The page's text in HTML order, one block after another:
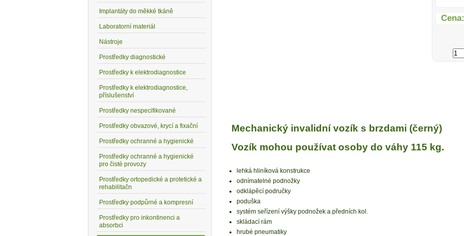
Cena:
Mechanický invalidní vozík s brzdami (černý)
Vozík mohou používat osoby do váhy 115 kg.
lehká hliníková konstrukce
odnímatelné podnožky
odklápěcí područky
poduška
systém seřízení výšky podnožek a předních kol.
skládací rám
hrubé pneumatiky
Implantáty do měkké tkáně
Laboratorní materiál
Nástroje
Prostředky diagnostické
Prostředky k elektrodiagnostice
Prostředky k elektrodiagnostice,
příslušenství
Prostředky nespecifikované
Prostředky obvazové, krycí a fixační
Prostředky ochranné a hygienické
Prostředky ochranné a hygienické
pro čisté provozy
Prostředky ortopedické a protetické a
rehabilitačn
Prostředky podpůrné a kompresní
Prostředky pro inkontinenci a
absorbci